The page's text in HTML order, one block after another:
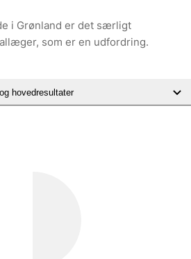
i Grønland er det særligt
som er en udfordring.
hovedresultater
hovedresultater